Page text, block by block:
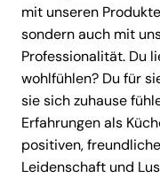
mit unseren
sondern auch mit
Professionalität. Du
wohlfühlen? Du für
sie sich zuhause
Erfahrungen als
positiven,
Leidenschaft und